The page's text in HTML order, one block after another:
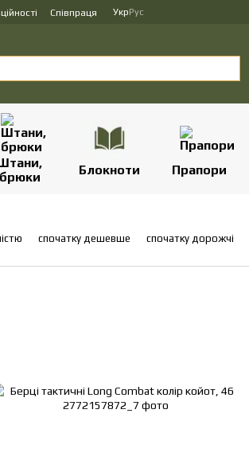
Співпраця УкрРус
брюки
Блокноти Прапори
спочатку дешевше спочатку дорожчі